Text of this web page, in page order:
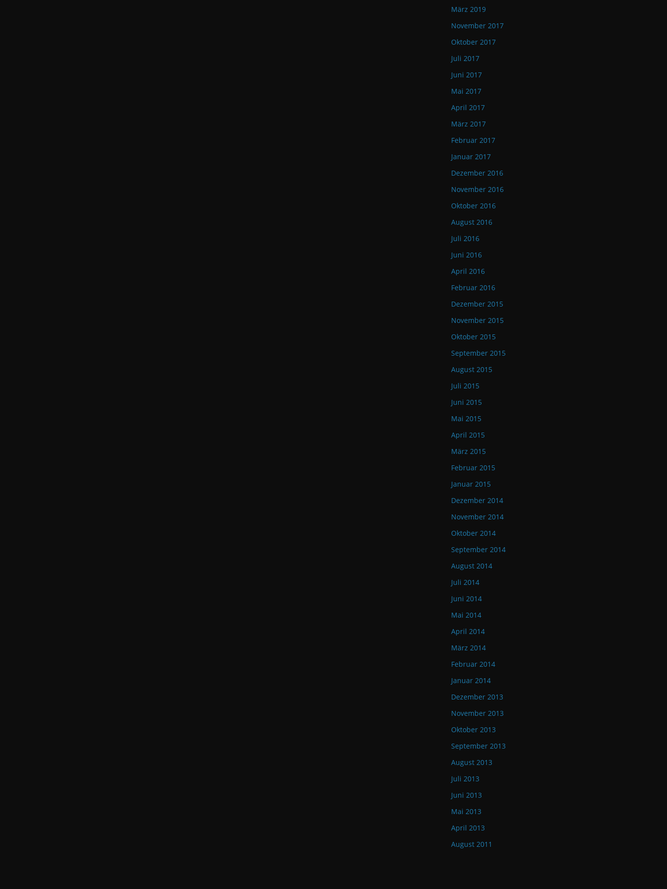
März 2019
November 2017
Oktober 2017
Juli 2017
Juni 2017
Mai 2017
April 2017
März 2017
Februar 2017
Januar 2017
Dezember 2016
November 2016
Oktober 2016
August 2016
Juli 2016
Juni 2016
April 2016
Februar 2016
Dezember 2015
November 2015
Oktober 2015
September 2015
August 2015
Juli 2015
Juni 2015
Mai 2015
April 2015
März 2015
Februar 2015
Januar 2015
Dezember 2014
November 2014
Oktober 2014
September 2014
August 2014
Juli 2014
Juni 2014
Mai 2014
April 2014
März 2014
Februar 2014
Januar 2014
Dezember 2013
November 2013
Oktober 2013
September 2013
August 2013
Juli 2013
Juni 2013
Mai 2013
April 2013
August 2011